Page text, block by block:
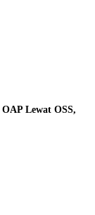
Lewat OSS,